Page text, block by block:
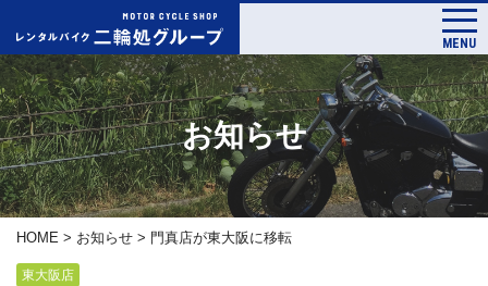
MENU
お知らせ
HOME > お知らせ > 門真店が東大阪に移転
東大阪店